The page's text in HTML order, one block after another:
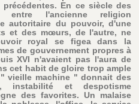
En ce siècle des
entre l'ancienne religion
autoritaire du pouvoir, d'une
et des mœurs, de l'autre, ne
royal se figea dans la
de gouvernement propres à
XVI n'avaient pas l'aura de
cet habit de gloire trop ample
vieille machine " donnait des
instabilité et despotisme
des favorites. Un malaise